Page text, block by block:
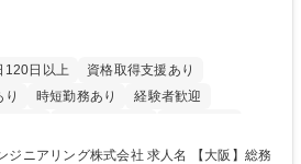
120日以上
資格取得支援あり
り 時短勤務あり
経験者歓迎
服装自由 寮・社宅あり 食事補助あり
株式会社 求人名 【大阪】総務